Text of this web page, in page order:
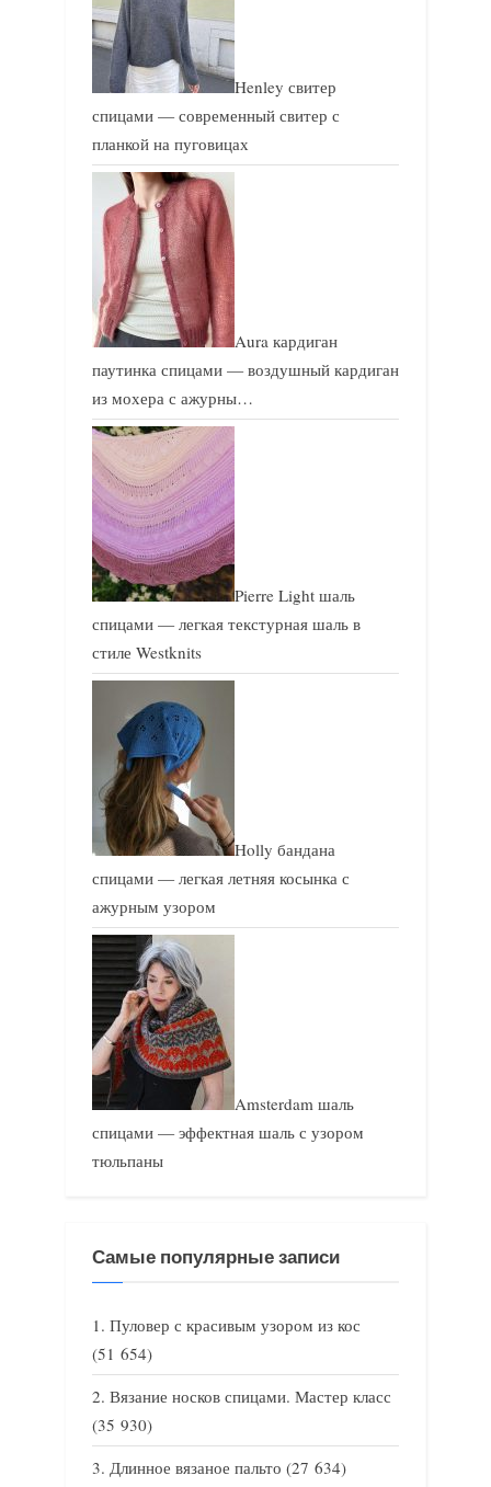
Henley свитер
спицами — современный свитер с
планкой на пуговицах
Aura кардиган
паутинка спицами — воздушный кардиган
из мохера с ажурны…
Pierre Light шаль
спицами — легкая текстурная шаль в
стиле Westknits
Holly бандана
спицами — легкая летняя косынка с
ажурным узором
Amsterdam шаль
спицами — эффектная шаль с узором
тюльпаны
Самые популярные записи
Пуловер с красивым узором из кос
(51 654)
Вязание носков спицами. Мастер класс
(35 930)
Длинное вязаное пальто (27 634)